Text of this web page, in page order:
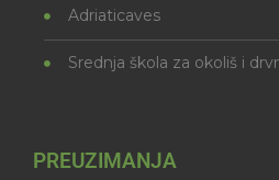
Adriaticaves
Srednja škola za okoliš i
PREUZIMANJA